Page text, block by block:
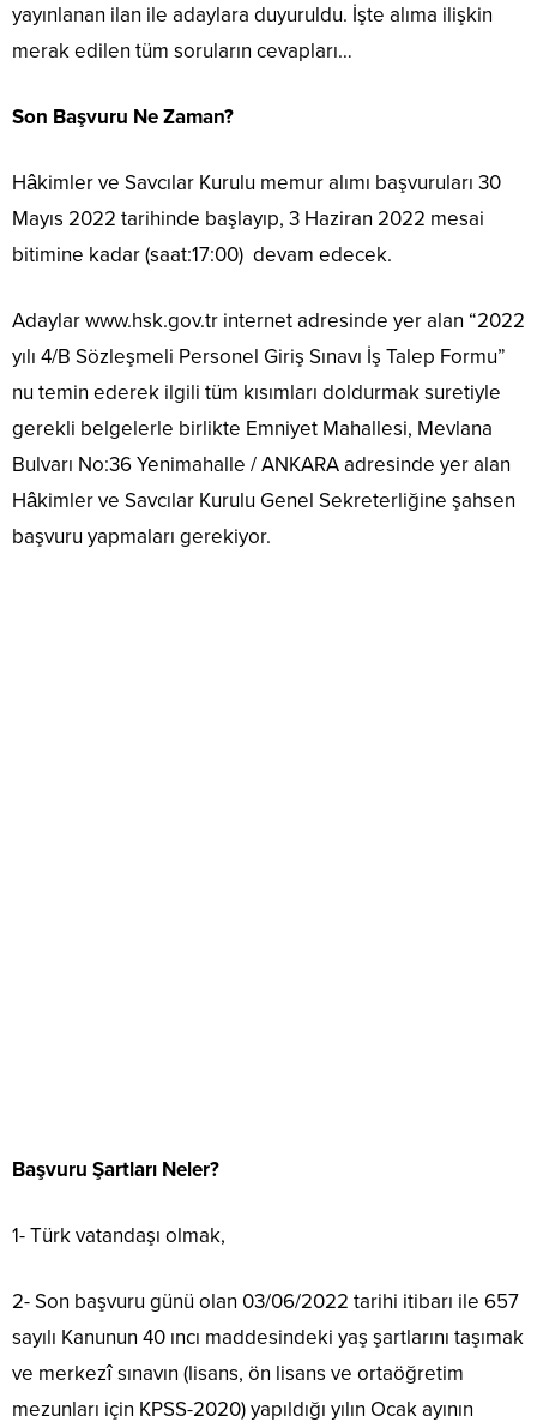
yayınlanan ilan ile adaylara duyuruldu. İşte alıma ilişkin
merak edilen tüm soruların cevapları…
Son Başvuru Ne Zaman?
Hâkimler ve Savcılar Kurulu memur alımı başvuruları 30
Mayıs 2022 tarihinde başlayıp, 3 Haziran 2022 mesai
bitimine kadar (saat:17:00) devam edecek.
Adaylar www.hsk.gov.tr internet adresinde yer alan “2022
yılı 4/B Sözleşmeli Personel Giriş Sınavı İş Talep Formu”
nu temin ederek ilgili tüm kısımları doldurmak suretiyle
gerekli belgelerle birlikte Emniyet Mahallesi, Mevlana
Bulvarı No:36 Yenimahalle / ANKARA adresinde yer alan
Hâkimler ve Savcılar Kurulu Genel Sekreterliğine şahsen
başvuru yapmaları gerekiyor.
Başvuru Şartları Neler?
1- Türk vatandaşı olmak,
2- Son başvuru günü olan 03/06/2022 tarihi itibarı ile 657
sayılı Kanunun 40 ıncı maddesindeki yaş şartlarını taşımak
ve merkezî sınavın (lisans, ön lisans ve ortaöğretim
mezunları için KPSS-2020) yapıldığı yılın Ocak ayının